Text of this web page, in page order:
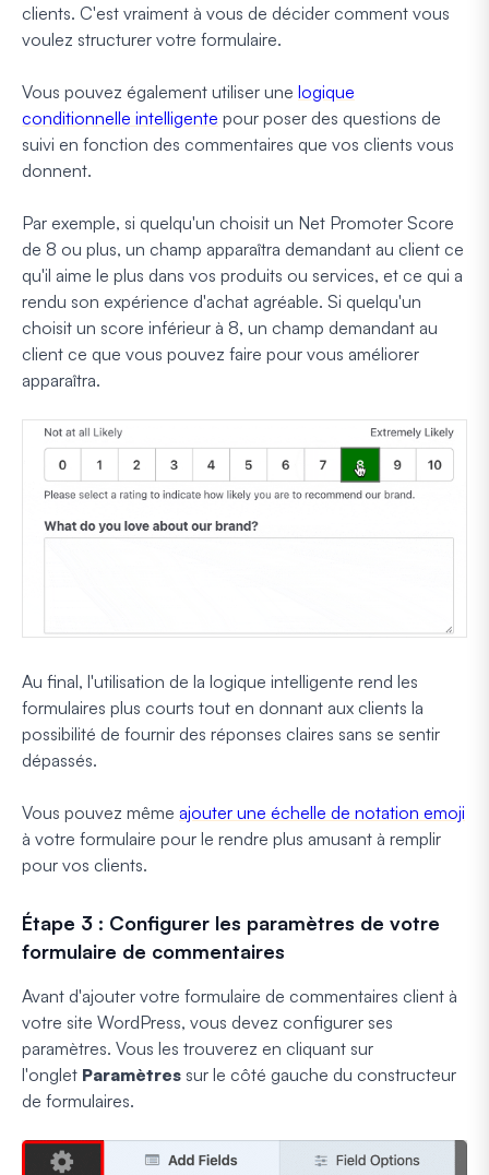
clients. C'est vraiment à vous de décider comment vous
voulez structurer votre formulaire.
Vous pouvez également utiliser une logique
conditionnelle intelligente pour poser des questions de
suivi en fonction des commentaires que vos clients vous
donnent.
Par exemple, si quelqu'un choisit un Net Promoter Score
de 8 ou plus, un champ apparaîtra demandant au client ce
qu'il aime le plus dans vos produits ou services, et ce qui a
rendu son expérience d'achat agréable. Si quelqu'un
choisit un score inférieur à 8, un champ demandant au
client ce que vous pouvez faire pour vous améliorer
apparaîtra.
Au final, l'utilisation de la logique intelligente rend les
formulaires plus courts tout en donnant aux clients la
possibilité de fournir des réponses claires sans se sentir
dépassés.
Vous pouvez même ajouter une échelle de notation emoji
à votre formulaire pour le rendre plus amusant à remplir
pour vos clients.
Étape 3 : Configurer les paramètres de votre
formulaire de commentaires
Avant d'ajouter votre formulaire de commentaires client à
votre site WordPress, vous devez configurer ses
paramètres. Vous les trouverez en cliquant sur
l'onglet Paramètres sur le côté gauche du constructeur
de formulaires.